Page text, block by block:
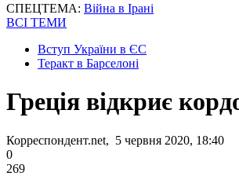
СПЕЦТЕМА: Війна в Ірані
ВСІ ТЕМИ
Вступ України в ЄС
Теракт в Барселоні
Греція відкриє
Корреспондент.net, 5 червня 2020, 18:40
0
269